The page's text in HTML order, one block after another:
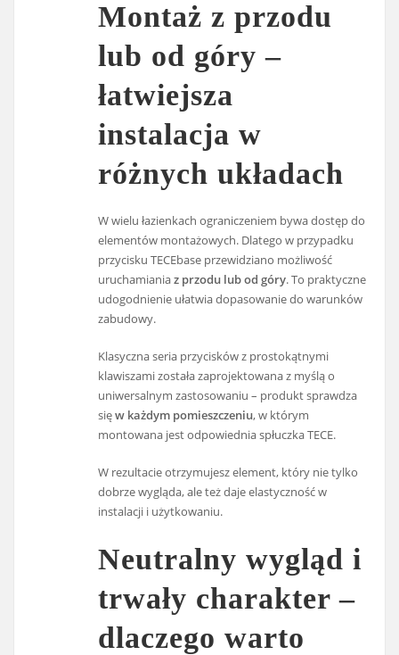
Montaż z przodu
lub od góry –
łatwiejsza
instalacja w
różnych układach
W wielu łazienkach ograniczeniem bywa dostęp do
elementów montażowych. Dlatego w przypadku
przycisku TECEbase przewidziano możliwość
uruchamianiaz przodu lub od góry. To praktyczne
udogodnienie ułatwia dopasowanie do warunków
zabudowy.
Klasyczna seria przycisków z prostokątnymi
klawiszami została zaprojektowana z myślą o
uniwersalnym zastosowaniu – produkt sprawdza
sięw każdym pomieszczeniu, w którym
montowana jest odpowiednia spłuczka TECE.
W rezultacie otrzymujesz element, który nie tylko
dobrze wygląda, ale też daje elastyczność w
instalacji i użytkowaniu.
Neutralny wygląd i
trwały charakter –
dlaczego warto